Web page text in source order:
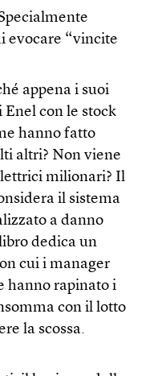
evocare “vincite
appena i suoi
con le stock
hanno fatto
altri? Non viene
milionari? Il
il sistema
a danno
dedica un
cui i manager
hanno rapinato i
con il lotto
la scossa.